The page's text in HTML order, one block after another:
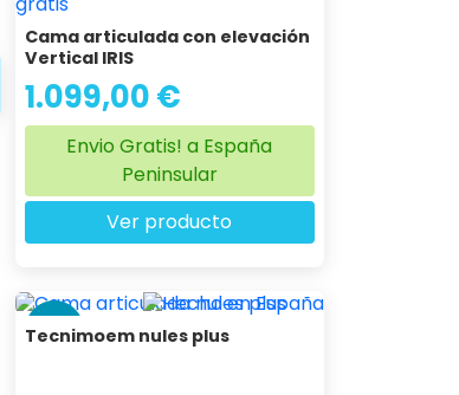
Cama articulada con elevación
Vertical IRIS
1.099,00 €
Envio Gratis! a España
Peninsular
Ver producto
-17 %
Tecnimoem nules plus